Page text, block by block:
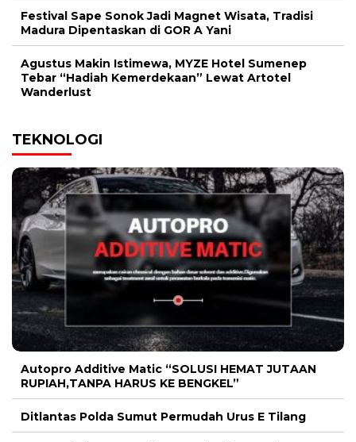
Festival Sape Sonok Jadi Magnet Wisata, Tradisi
Madura Dipentaskan di GOR A Yani
Agustus Makin Istimewa, MYZE Hotel Sumenep
Tebar “Hadiah Kemerdekaan” Lewat Artotel
Wanderlust
TEKNOLOGI
Autopro Additive Matic “SOLUSI HEMAT JUTAAN
RUPIAH,TANPA HARUS KE BENGKEL”
Ditlantas Polda Sumut Permudah Urus E Tilang